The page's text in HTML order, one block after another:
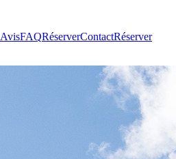
AvisFAQRéserverContactRéserver